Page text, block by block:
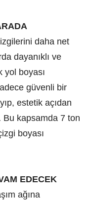
daha net
dayanıklı ve
yol boyası
güvenli bir
estetik açıdan
Bu kapsamda 7 ton
boyası
EDECEK
ağına